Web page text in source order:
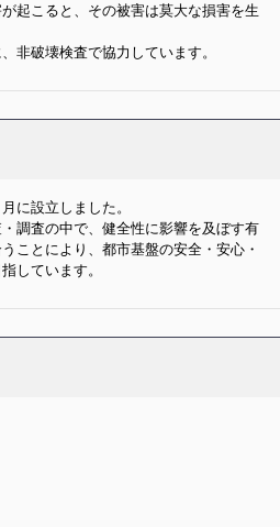
起こると、その被害は莫大な損害を生
非破壊検査で協力しています。
に設立しました。
調査の中で、健全性に影響を及ぼす有
ことにより、都市基盤の安全・安心・
しています。